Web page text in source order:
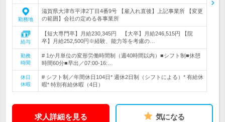
勤務地
滋賀県大津市平津2丁目4番9号 【雇入れ直後】上記事業所 【変更
の範囲】会社の定める各事業所
給与
【短大専門卒】月給230,345円 【大卒】月給246,515円 【院
卒】月給252,500円※経験、能力等を考慮の…
勤務
時間
# 1か月単位の変形労働時間制（週40時間以内）■シフト制■休憩
時間60分■早出／07:00-16:…
休日
休暇
# シフト制／年間休日104日* 週休2日制（シフトによる）* 有給休
暇* 特別有給休暇（4日）
求人詳細を見る 気になる